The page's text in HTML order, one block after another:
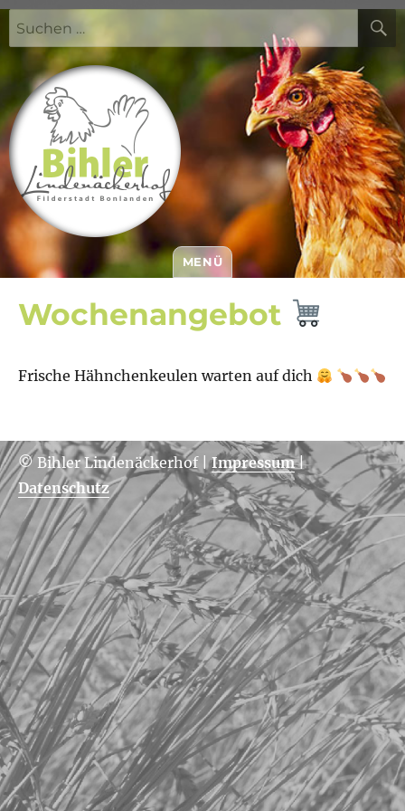
Suchen
nach:
Bihler Lindenäckerhof
MENÜ
Wochenangebot
Frische Hähnchenkeulen warten auf dich
© Bihler Lindenäckerhof|Impressum|
Datenschutz